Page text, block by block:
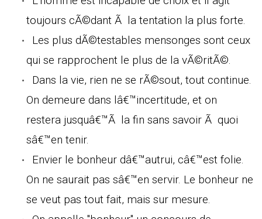
toujours cÃ©dant Ã la tentation la plus forte.
Les plus dÃ©testables mensonges sont ceux
qui se rapprochent le plus de la vÃ©ritÃ©.
Dans la vie, rien ne se rÃ©sout, tout continue.
On demeure dans lâ€™incertitude, et on
restera jusquâ€™Ã la fin sans savoir Ã quoi
sâ€™en tenir.
Envier le bonheur dâ€™autrui, câ€™est folie.
On ne saurait pas sâ€™en servir. Le bonheur ne
se veut pas tout fait, mais sur mesure.